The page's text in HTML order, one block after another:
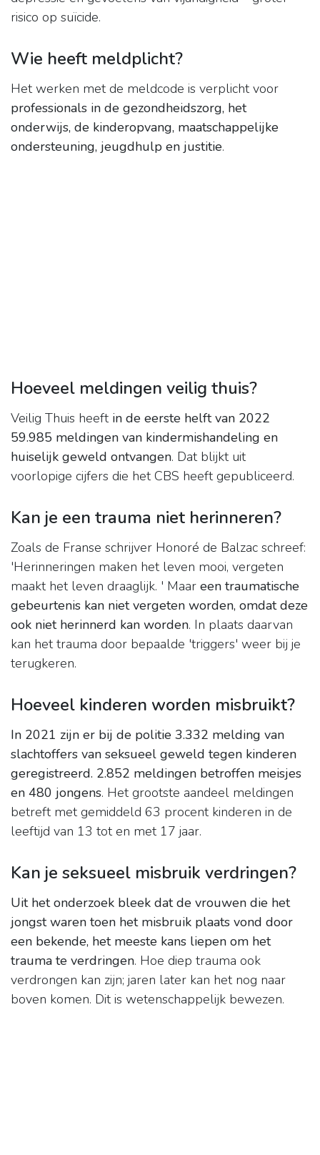
risico op suïcide.
Wie heeft meldplicht?
Het werken met de meldcode is verplicht voor
professionals in de gezondheidszorg, het
onderwijs, de kinderopvang, maatschappelijke
ondersteuning, jeugdhulp en justitie.
Hoeveel meldingen veilig thuis?
Veilig Thuis heeft in de eerste helft van 2022
59.985 meldingen van kindermishandeling en
huiselijk geweld ontvangen. Dat blijkt uit
voorlopige cijfers die het CBS heeft gepubliceerd.
Kan je een trauma niet herinneren?
Zoals de Franse schrijver Honoré de Balzac schreef:
'Herinneringen maken het leven mooi, vergeten
maakt het leven draaglijk. ' Maar een traumatische
gebeurtenis kan niet vergeten worden, omdat deze
ook niet herinnerd kan worden. In plaats daarvan
kan het trauma door bepaalde 'triggers' weer bij je
terugkeren.
Hoeveel kinderen worden misbruikt?
In 2021 zijn er bij de politie 3.332 melding van
slachtoffers van seksueel geweld tegen kinderen
geregistreerd. 2.852 meldingen betroffen meisjes
en 480 jongens. Het grootste aandeel meldingen
betreft met gemiddeld 63 procent kinderen in de
leeftijd van 13 tot en met 17 jaar.
Kan je seksueel misbruik verdringen?
Uit het onderzoek bleek dat de vrouwen die het
jongst waren toen het misbruik plaats vond door
een bekende, het meeste kans liepen om het
trauma te verdringen. Hoe diep trauma ook
verdrongen kan zijn; jaren later kan het nog naar
boven komen. Dit is wetenschappelijk bewezen.